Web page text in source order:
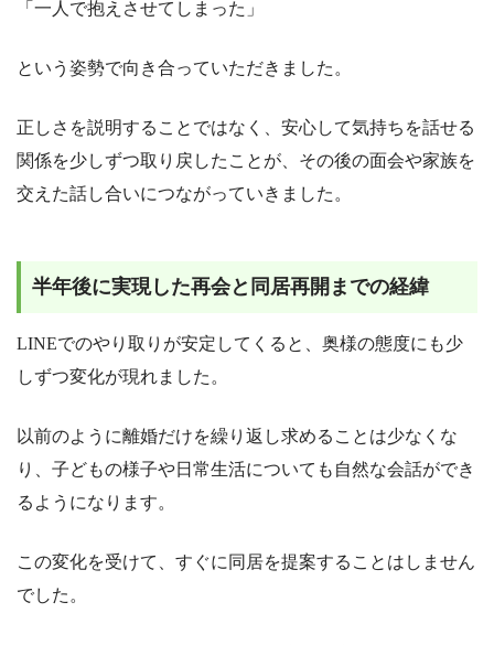
「一人で抱えさせてしまった」
という姿勢で向き合っていただきました。
正しさを説明することではなく、安心して気持ちを話せる
関係を少しずつ取り戻したことが、その後の面会や家族を
交えた話し合いにつながっていきました。
半年後に実現した再会と同居再開までの経緯
LINEでのやり取りが安定してくると、奥様の態度にも少
しずつ変化が現れました。
以前のように離婚だけを繰り返し求めることは少なくな
り、子どもの様子や日常生活についても自然な会話ができ
るようになります。
この変化を受けて、すぐに同居を提案することはしません
でした。